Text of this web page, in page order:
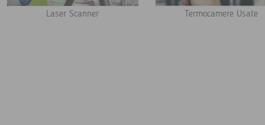
Laser Scanner Termocamere Usate